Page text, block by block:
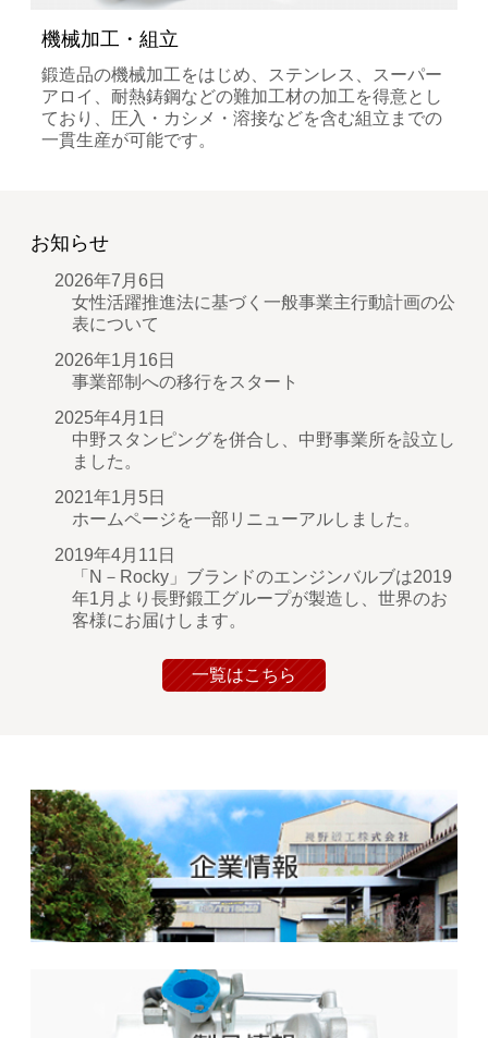
機械加工・組立
鍛造品の機械加工をはじめ、ステンレス、スーパー
アロイ、耐熱鋳鋼などの難加工材の加工を得意とし
ており、圧入・カシメ・溶接などを含む組立までの
一貫生産が可能です。
お知らせ
2026年7月6日
女性活躍推進法に基づく一般事業主行動計画の公
表について
2026年1月16日
事業部制への移行をスタート
2025年4月1日
中野スタンピングを併合し、中野事業所を設立し
ました。
2021年1月5日
ホームページを一部リニューアルしました。
2019年4月11日
「N－Rocky」ブランドのエンジンバルブは2019
年1月より長野鍛工グループが製造し、世界のお
客様にお届けします。
一覧はこちら